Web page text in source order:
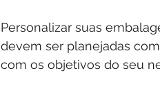
Personalizar suas
devem ser planejadas
com os objetivos do seu